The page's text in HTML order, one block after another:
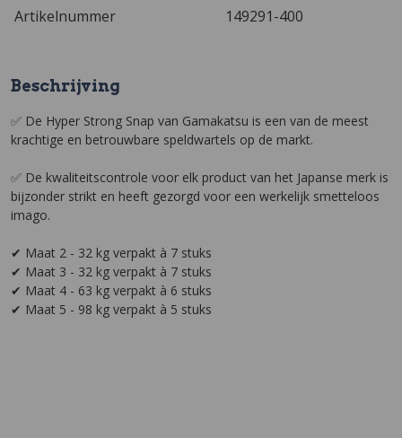
Artikelnummer 149291-400
Beschrijving
✅ De Hyper Strong Snap van Gamakatsu is een van de meest
krachtige en betrouwbare speldwartels op de markt.
✅ De kwaliteitscontrole voor elk product van het Japanse merk is
bijzonder strikt en heeft gezorgd voor een werkelijk smetteloos
imago.
✔ Maat 2 - 32 kg verpakt à 7 stuks
✔ Maat 3 - 32 kg verpakt à 7 stuks
✔ Maat 4 - 63 kg verpakt à 6 stuks
✔ Maat 5 - 98 kg verpakt à 5 stuks